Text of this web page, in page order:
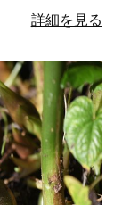
詳細を見る